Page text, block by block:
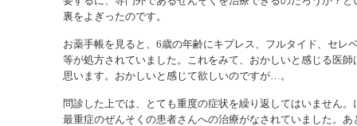
裏をよぎったのです。
お薬手帳を見ると、6歳の年齢にキプレス、フルタイド、セレ
等が処方されていました。これをみて、おかしいと感じる医師
思います。おかしいと感じて欲しいのですが…。
問診した上では、とても重度の症状を繰り返してはいません。
最重症のぜんそくの患者さんへの治療がなされていました。あ